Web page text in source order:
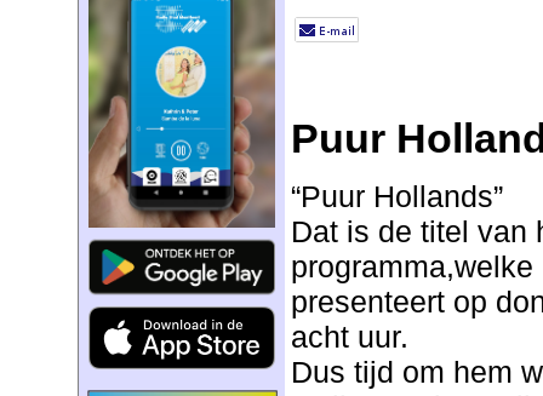
Puur
“Puur Hollands”
Dat is de titel van
presenteert op
acht uur.
Dus tijd om hem